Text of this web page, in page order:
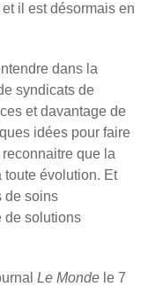
il est désormais en
dans la
syndicats de
et davantage de
idées pour faire
que la
toute évolution. Et
de soins
de solutions
Le Monde le 7